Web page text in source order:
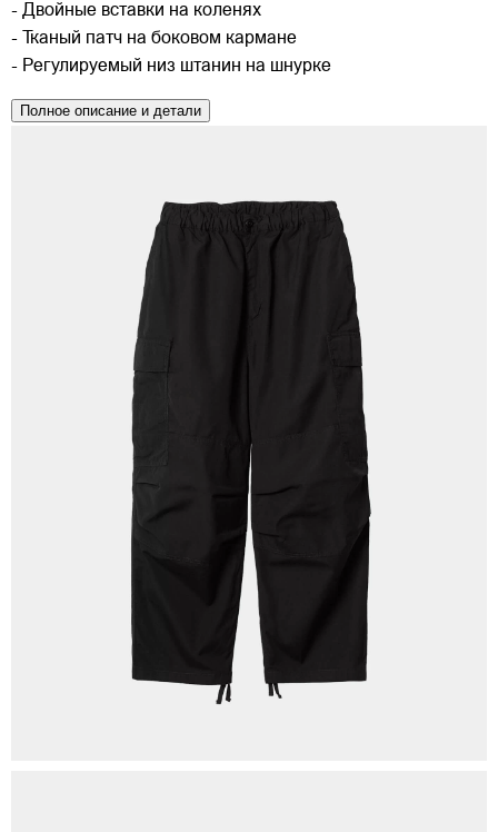
- Двойные вставки на коленях
- Тканый патч на боковом кармане
- Регулируемый низ штанин на шнурке
Полное описание и детали